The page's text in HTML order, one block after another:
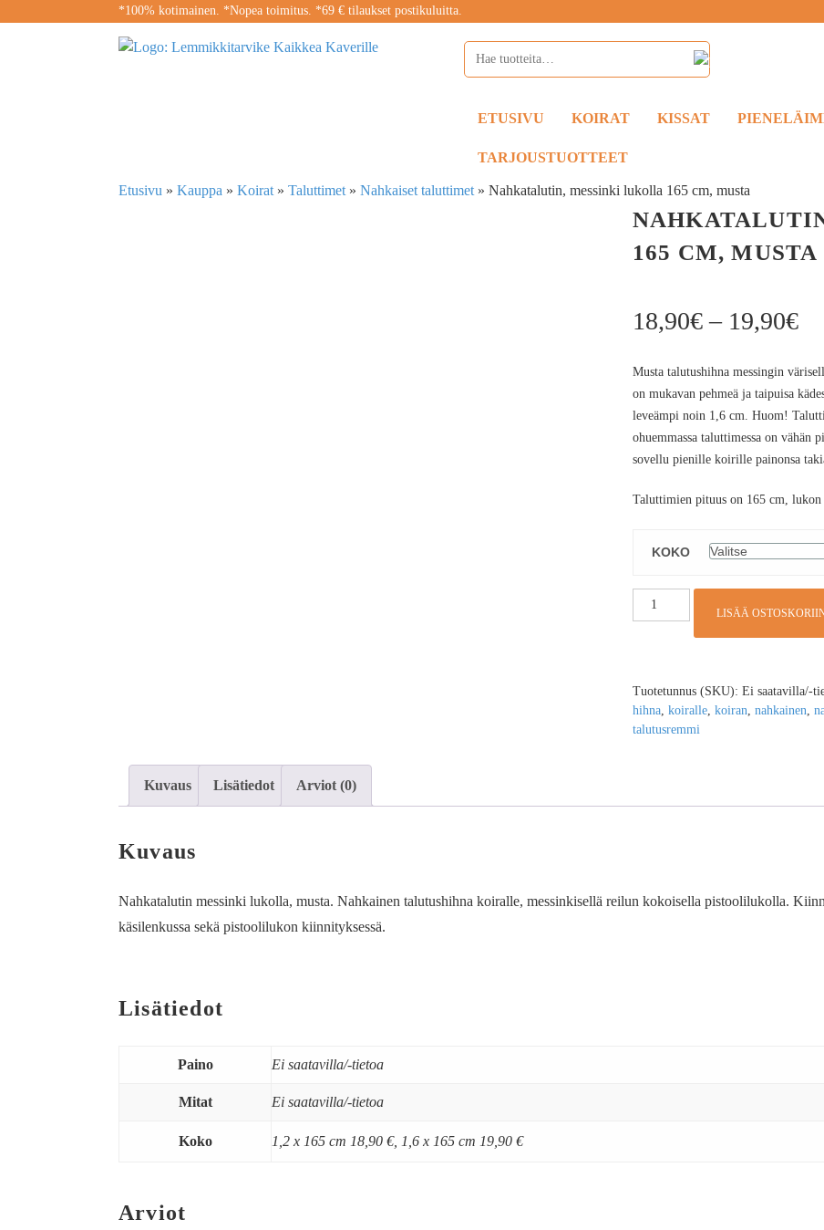
*100% kotimainen. *Nopea toimitus. *69 € tilaukset postikuluitta.
ETUSIVU KOIRAT KISSAT
TARJOUSTUOTTEET
Etusivu »Kauppa »Koirat »Taluttimet »Nahkaiset taluttimet »Nahkatalutin, messinki lukolla 165 cm, musta
165 CM, MUSTA
18,90€ – 19,90€
Musta talutushihna messingin
on mukavan pehmeä ja taipuisa
leveämpi noin 1,6 cm. Huom!
ohuemmassa taluttimessa on vähän
sovellu pienille koirille painonsa
Taluttimien pituus on 165 cm, lukon
KOKO
LISÄÄ
Tuotetunnus (SKU): Ei saatavilla/-
hihna, koiralle, koiran, nahkainen,
talutusremmi
Kuvaus Lisätiedot Arviot (0)
Kuvaus
Nahkatalutin messinki lukolla, musta. Nahkainen talutushihna koiralle, messinkisellä reilun kokoisella pistoolilukolla.
käsilenkussa sekä pistoolilukon kiinnityksessä.
Lisätiedot
Paino Ei saatavilla/-tietoa
Mitat Ei saatavilla/-tietoa
Koko 1,2 x 165 cm 18,90 €, 1,6 x 165 cm 19,90 €
Arviot